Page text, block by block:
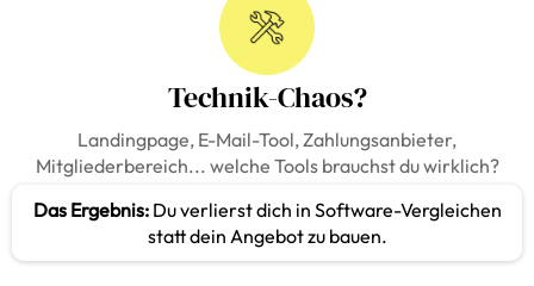
Technik-Chaos?
Landingpage, E-Mail-Tool, Zahlungsanbieter,
Mitgliederbereich... welche Tools brauchst du wirklich?
Das Ergebnis:Du verlierst dich in Software-Vergleichen
statt dein Angebot zu bauen.